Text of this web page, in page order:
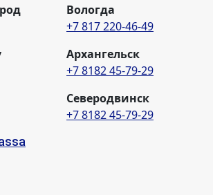
Вологда
+7 817 220-46-49
Архангельск
+7 8182 45-79-29
Северодвинск
+7 8182 45-79-29